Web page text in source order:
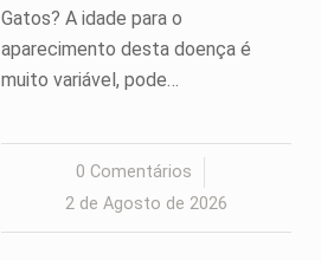
Gatos? A idade para o
aparecimento desta doença é
muito variável, pode…
0 Comentários
/
2 de Agosto de 2026